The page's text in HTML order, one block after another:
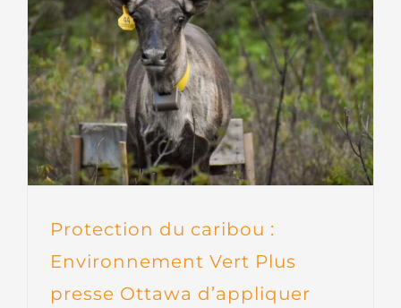
Protection du caribou :
Environnement Vert Plus
presse Ottawa d’appliquer